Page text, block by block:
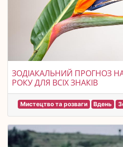
ЗОДІАКАЛЬНИЙ ПРОГНОЗ
РОКУ ДЛЯ ВСІХ ЗНАКІВ
Мистецтво та розваги Вдень